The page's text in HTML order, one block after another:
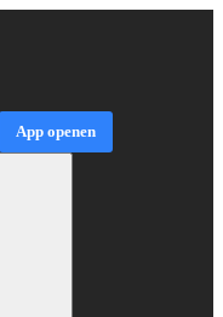
App openen